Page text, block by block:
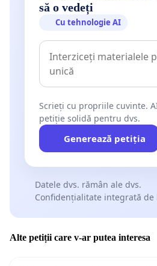
să o vedeți
Cu tehnologie AI
Scrieți cu propriile cuvinte.
petiție solidă pentru dvs.
Generează petiția
Datele dvs. rămân ale dvs.
Confidențialitate integrată de
Alte petiții care v-ar putea interesa